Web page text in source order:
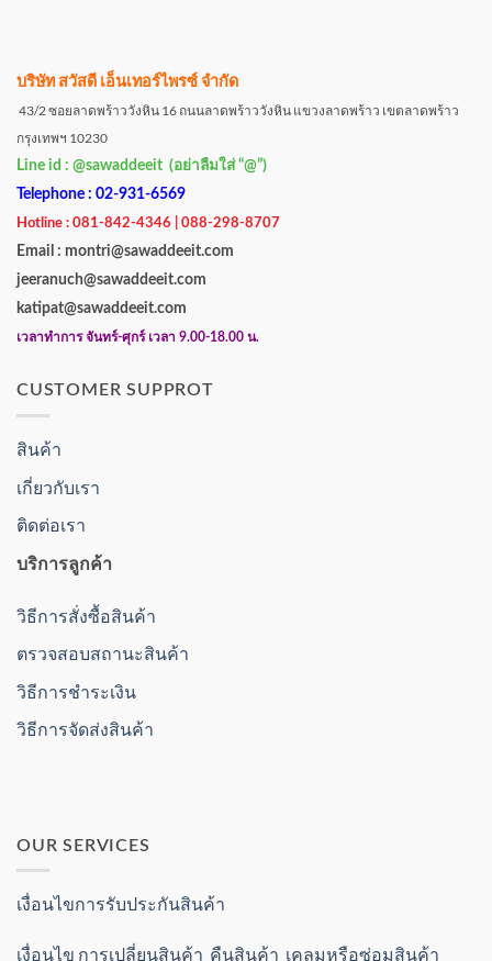
บริษัท สวัสดี เอ็นเทอร์ไพรซ์ จำกัด
43/2 ซอยลาดพร้าววังหิน 16 ถนนลาดพร้าววังหิน แขวงลาดพร้าว เขตลาดพร้าว
กรุงเทพฯ 10230
Line id : @sawaddeeit (อย่าลืมใส่ “@”)
Telephone : 02-931-6569
Hotline : 081-842-4346 | 088-298-8707
Email : montri@sawaddeeit.com
jeeranuch@sawaddeeit.com
katipat@sawaddeeit.com
เวลาทำการ จันทร์-ศุกร์ เวลา 9.00-18.00 น.
CUSTOMER SUPPROT
สินค้า
เกี่ยวกับเรา
ติดต่อเรา
บริการลูกค้า
วิธีการสั่งซื้อสินค้า
ตรวจสอบสถานะสินค้า
วิธีการชำระเงิน
วิธีการจัดส่งสินค้า
OUR SERVICES
เงื่อนไขการรับประกันสินค้า
เงื่อนไข การเปลี่ยนสินค้า คืนสินค้า เคลมหรือซ่อมสินค้า